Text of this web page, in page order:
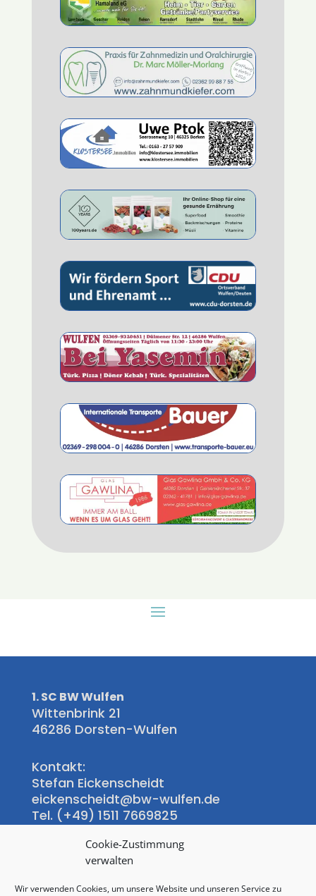
Cookie-Zustimmung
verwalten
Wir verwenden Cookies, um unsere Website und unseren Service zu
1. SC BW Wulfen
Wittenbrink 21
46286 Dorsten-Wulfen
Kontakt:
Stefan Eickenscheidt
eickenscheidt@bw-wulfen.de
Tel. (+49) 1511 7669825
Wittenbrink-Klause:
Regina Hübner-Hoinkis
Tel.: +49(0)172 9731468